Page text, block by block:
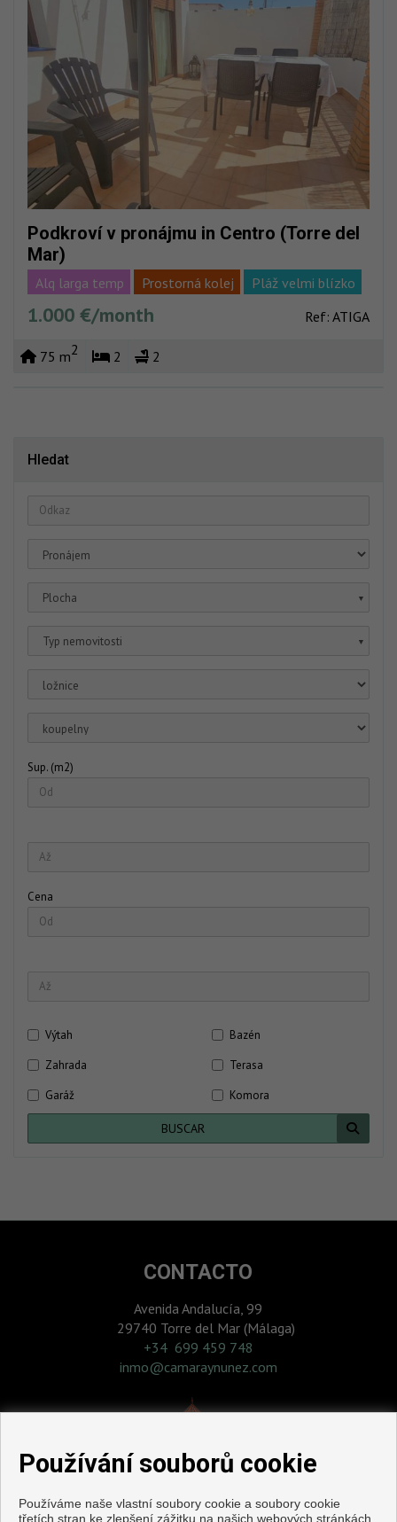
Podkroví v pronájmu in Centro (Torre del
Mar)
Alq larga temp Prostorná kolej
Pláž velmi blízko
Plné centrum
1.000 €/month Ref: ATIGA
75 m2 2 2
Hledat
Plocha ▼
Typ nemovitosti ▼
Sup. (m2)
Cena
Výtah
Bazén
Zahrada
Terasa
Garáž
Komora
BUSCAR
CONTACTO
Avenida Andalucía, 99
29740 Torre del Mar (Málaga)
‎+34 699 459 748
inmo@camaraynunez.com
Používání souborů cookie
Používáme naše vlastní soubory cookie a soubory cookie
třetích stran ke zlepšení zážitku na našich webových stránkách